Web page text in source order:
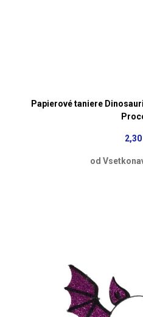
Papierové taniere
2,30
od